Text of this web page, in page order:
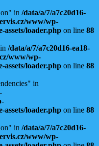
in /data/a/7/a7c20d16-
www/wp-
assets/loader.php on line 88
/data/a/7/a7c20d16-ea18-
www/wp-
assets/loader.php on line 88
in
assets/loader.php on line 88
in /data/a/7/a7c20d16-
www/wp-